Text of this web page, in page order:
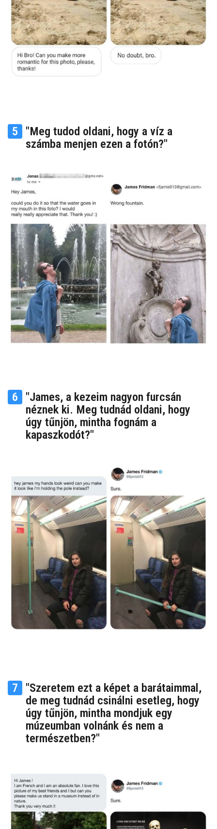
5
"Meg tudod oldani, hogy a víz a
számba menjen ezen a fotón?"
6
"James, a kezeim nagyon furcsán
néznek ki. Meg tudnád oldani, hogy
úgy tűnjön, mintha fognám a
kapaszkodót?"
7
"Szeretem ezt a képet a barátaimmal,
de meg tudnád csinálni esetleg, hogy
úgy tűnjön, mintha mondjuk egy
múzeumban volnánk és nem a
természetben?"